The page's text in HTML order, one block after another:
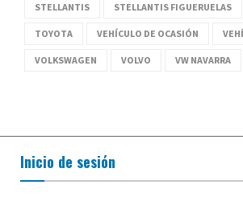
STELLANTIS STELLANTIS FIGUERUELAS
TOYOTA VEHÍCULO DE OCASIÓN
VOLKSWAGEN VOLVO VW NAVARRA
Inicio de sesión